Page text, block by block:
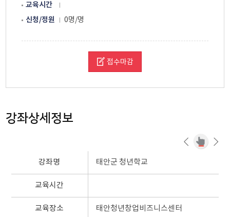
교육시간
신청/정원
0명/명
접수마감
강좌상세정보
강좌명 태안군 청년학교
교육시간
교육장소 태안청년창업비즈니스센터